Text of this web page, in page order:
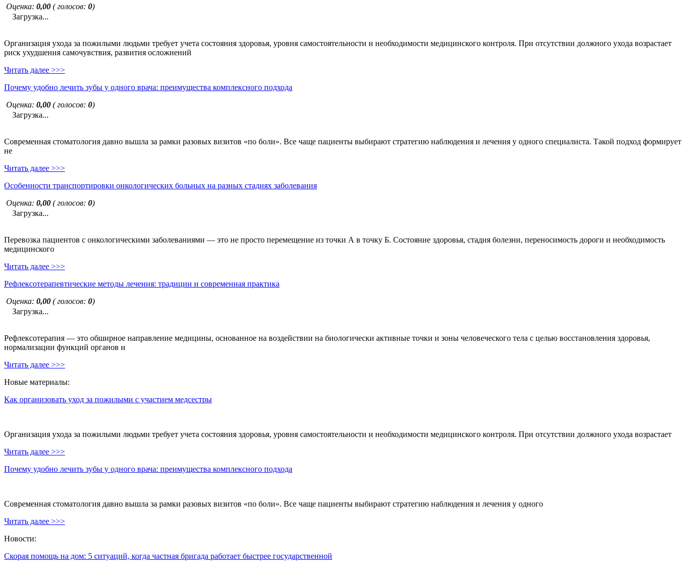
Оценка: 0,00 ( голосов: 0)
Загрузка...
Организация ухода за пожилыми людьми требует учета состояния здоровья, уровня самостоятельности и необходимости медицинского контроля. При отсутствии должного ухода возрастает
риск ухудшения самочувствия, развития осложнений
Читать далее >>>
Почему удобно лечить зубы у одного врача: преимущества комплексного подхода
Оценка: 0,00 ( голосов: 0)
Загрузка...
Современная стоматология давно вышла за рамки разовых визитов «по боли». Все чаще пациенты выбирают стратегию наблюдения и лечения у одного специалиста. Такой подход формирует
не
Читать далее >>>
Особенности транспортировки онкологических больных на разных стадиях заболевания
Оценка: 0,00 ( голосов: 0)
Загрузка...
Перевозка пациентов с онкологическими заболеваниями — это не просто перемещение из точки А в точку Б. Состояние здоровья, стадия болезни, переносимость дороги и необходимость
медицинского
Читать далее >>>
Рефлексотерапевтические методы лечения: традиции и современная практика
Оценка: 0,00 ( голосов: 0)
Загрузка...
Рефлексотерапия — это обширное направление медицины, основанное на воздействии на биологически активные точки и зоны человеческого тела с целью восстановления здоровья,
нормализации функций органов и
Читать далее >>>
Новые материалы:
Как организовать уход за пожилыми с участием медсестры
Организация ухода за пожилыми людьми требует учета состояния здоровья, уровня самостоятельности и необходимости медицинского контроля. При отсутствии должного ухода возрастает
Читать далее >>>
Почему удобно лечить зубы у одного врача: преимущества комплексного подхода
Современная стоматология давно вышла за рамки разовых визитов «по боли». Все чаще пациенты выбирают стратегию наблюдения и лечения у одного
Читать далее >>>
Новости:
Скорая помощь на дом: 5 ситуаций, когда частная бригада работает быстрее государственной